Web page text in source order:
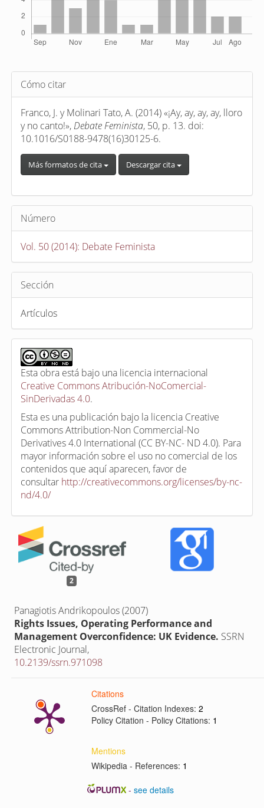
Detalles
del
artículo
Cómo citar
Franco, J. y Molinari Tato, A. (2014) «¡Ay, ay, ay, ay, lloro
y no canto!», Debate Feminista, 50, p. 13. doi:
10.1016/S0188-9478(16)30125-6.
Más formatos de cita Descargar cita
Número
Vol. 50 (2014): Debate Feminista
Sección
Artículos
Esta obra está bajo una licencia internacional
Creative Commons Atribución-NoComercial-
SinDerivadas 4.0.
Esta es una publicación bajo la licencia Creative
Commons Attribution-Non Commercial-No
Derivatives 4.0 International (CC BY-NC- ND 4.0). Para
mayor información sobre el uso no comercial de los
contenidos que aquí aparecen, favor de
consultar http://creativecommons.org/licenses/by-nc-
nd/4.0/
2
Panagiotis Andrikopoulos (2007)
Rights Issues, Operating Performance and
Management Overconfidence: UK Evidence. SSRN
Electronic Journal,
10.2139/ssrn.971098
Citations
CrossRef - Citation Indexes:2
Policy Citation - Policy Citations: 1
Mentions
Wikipedia - References: 1
-see details